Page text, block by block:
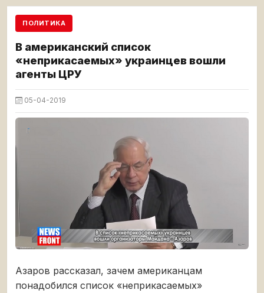
ПОЛИТИКА
В американский список
«неприкасаемых» украинцев вошли
агенты ЦРУ
05-04-2019
Азаров рассказал, зачем американцам
понадобился список «неприкасаемых»